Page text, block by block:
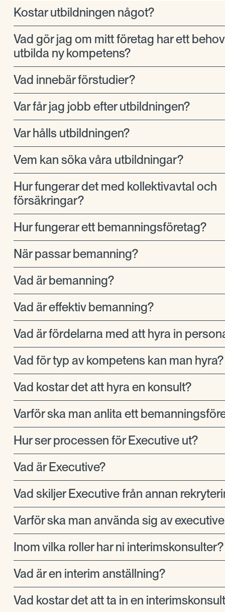
Kostar utbildningen något?
Vad gör jag om mitt företag har ett
utbilda ny kompetens?
Vad innebär förstudier?
Var får jag jobb efter utbildningen?
Var hålls utbildningen?
Vem kan söka våra utbildningar?
Hur fungerar det med kollektivavtal och
försäkringar?
Hur fungerar ett bemanningsföretag?
När passar bemanning?
Vad är bemanning?
Vad är effektiv bemanning?
Vad är fördelarna med att hyra in
Vad för typ av kompetens kan man hyra?
Vad kostar det att hyra en konsult?
Varför ska man anlita ett
Hur ser processen för Executive ut?
Vad är Executive?
Vad skiljer Executive från annan
Varför ska man använda sig av
Inom vilka roller har ni interimskonsulter?
Vad är en interim anställning?
Vad kostar det att ta in en